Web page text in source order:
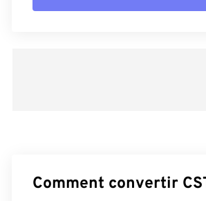
Comment convertir